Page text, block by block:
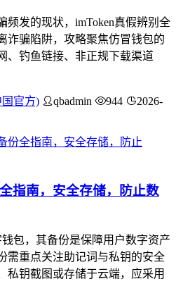
频发的现状，imToken真假辨别全
诈骗陷阱，攻略聚焦仿冒钱包的
、钓鱼链接、非正规下载渠道
国官方) qbadmin 944
2026-
指南，安全存储，防止数
包，其备份是保障用户数字资产
需重点关注助记词与私钥的安全
私钥截图或存储于云端，应采用